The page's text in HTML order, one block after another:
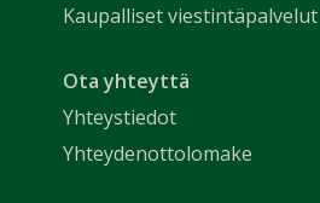
Kaupalliset viestintäpalvelut
Ota yhteyttä
Yhteystiedot
Yhteydenottolomake